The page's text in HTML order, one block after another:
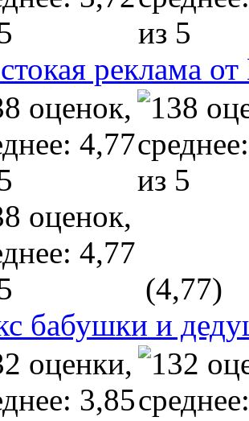
реклама
(4,77)
бабушки и